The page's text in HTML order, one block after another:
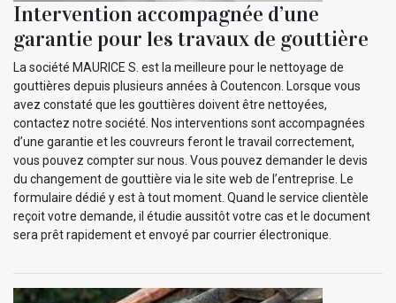
Intervention accompagnée d’une
garantie pour les travaux de gouttière
La société MAURICE S. est la meilleure pour le nettoyage de
gouttières depuis plusieurs années à Coutencon. Lorsque vous
avez constaté que les gouttières doivent être nettoyées,
contactez notre société. Nos interventions sont accompagnées
d’une garantie et les couvreurs feront le travail correctement,
vous pouvez compter sur nous. Vous pouvez demander le devis
du changement de gouttière via le site web de l’entreprise. Le
formulaire dédié y est à tout moment. Quand le service clientèle
reçoit votre demande, il étudie aussitôt votre cas et le document
sera prêt rapidement et envoyé par courrier électronique.